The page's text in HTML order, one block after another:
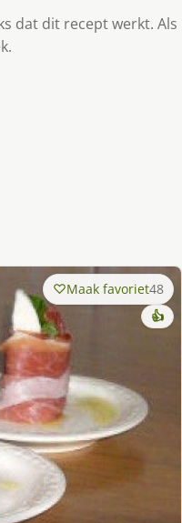
dat dit recept werkt. Als
Maak favoriet48
👍